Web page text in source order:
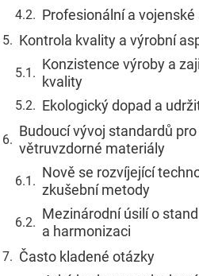
Profesionální a vojenské
Kontrola kvality a výrobní
Konzistence výroby a
kvality
Ekologický dopad a
Budoucí vývoj standardů pro
větruvzdorné materiály
Nově se rozvíjející
zkušební metody
Mezinárodní úsilí o
a harmonizaci
Často kladené otázky